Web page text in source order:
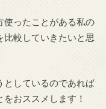
使ったことがある私の
比較していきたいと思
としているのであれば
をおススメします！